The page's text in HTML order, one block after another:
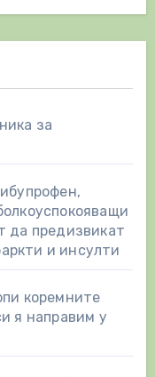
за
да предизвикат
и инсулти
коремните
я направим у